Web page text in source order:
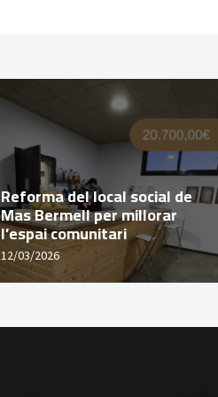
Reforma del local social de
Mas Bermell per millorar
l’espai comunitari
12/03/2026